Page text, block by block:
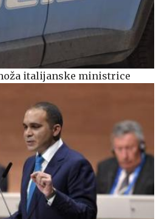
italijanske ministrice